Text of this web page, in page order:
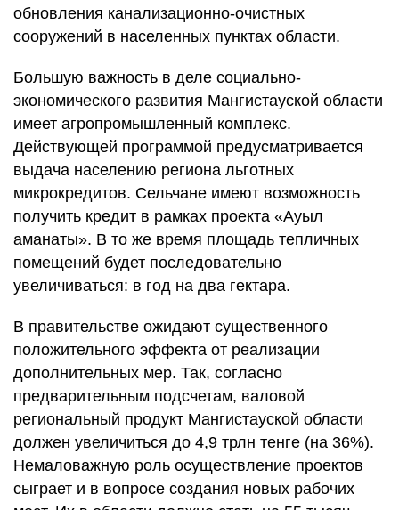
обновления канализационно-очистных
сооружений в населенных пунктах области.
Большую важность в деле социально-
экономического развития Мангистауской области
имеет агропромышленный комплекс.
Действующей программой предусматривается
выдача населению региона льготных
микрокредитов. Сельчане имеют возможность
получить кредит в рамках проекта «Ауыл
аманаты». В то же время площадь тепличных
помещений будет последовательно
увеличиваться: в год на два гектара.
В правительстве ожидают существенного
положительного эффекта от реализации
дополнительных мер. Так, согласно
предварительным подсчетам, валовой
региональный продукт Мангистауской области
должен увеличиться до 4,9 трлн тенге (на 36%).
Немаловажную роль осуществление проектов
сыграет и в вопросе создания новых рабочих